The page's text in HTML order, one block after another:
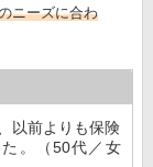
ニーズに合わ
以前よりも保険
。（50代／女